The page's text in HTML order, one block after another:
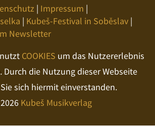
| Impressum |
| Kubeš-Festival in Soběslav |
Newsletter
COOKIES um das Nutzererlebnis
Durch die Nutzung dieser Webseite
sich hiermit einverstanden.
Kubeš Musikverlag